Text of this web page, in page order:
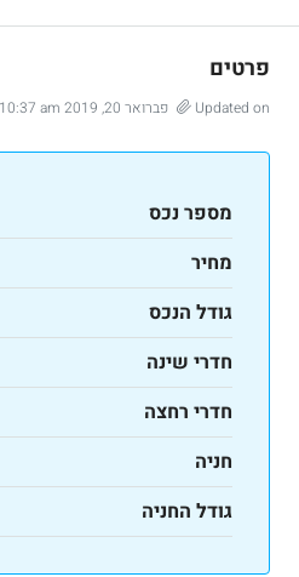
פרטים
Updated on פברואר 20, 2019 at 10:37 am
מספר נכס
מחיר
גודל הנכס
חדרי שינה
חדרי רחצה
חניה
גודל החניה